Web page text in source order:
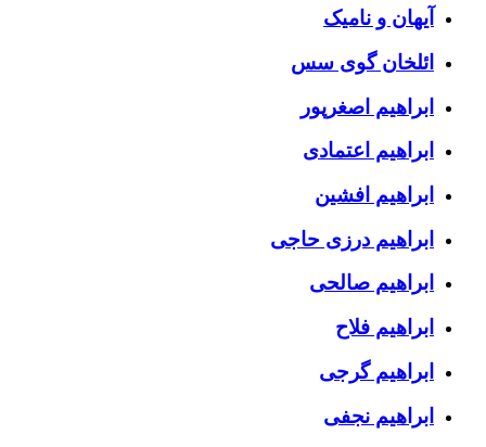
آیهان و نامیک
ائلخان گوی سس
ابراهیم اصغرپور
ابراهیم اعتمادی
ابراهیم افشین
ابراهیم درزی حاجی
ابراهیم صالحی
ابراهیم فلاح
ابراهیم گرجی
ابراهیم نجفی